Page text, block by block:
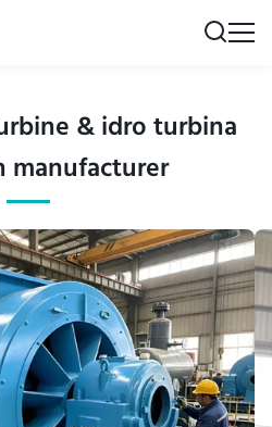
& idro turbina